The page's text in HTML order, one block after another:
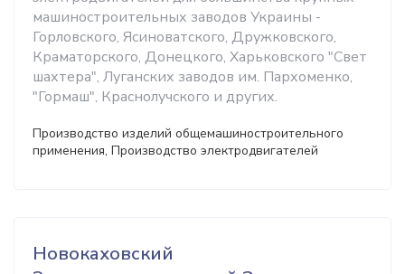
машиностроительных заводов Украины -
Горловского, Ясиноватского, Дружковского,
Краматорского, Донецкого, Харьковского "Свет
шахтера", Луганских заводов им. Пархоменко,
"Гормаш", Краснолучского и других.
Производство изделий общемашиностроительного
применения, Производство электродвигателей
Новокаховский